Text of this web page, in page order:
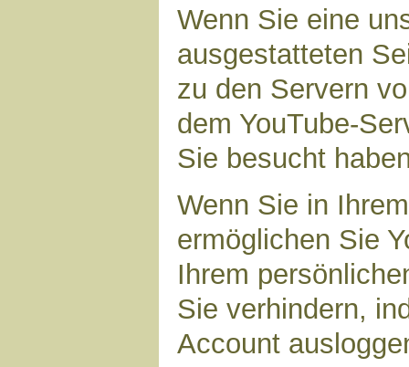
Wenn Sie eine
ausgestatteten
zu den Servern
dem YouTube-
Sie besucht
Wenn Sie in
ermöglichen Sie
Ihrem
Sie verhindern,
Account